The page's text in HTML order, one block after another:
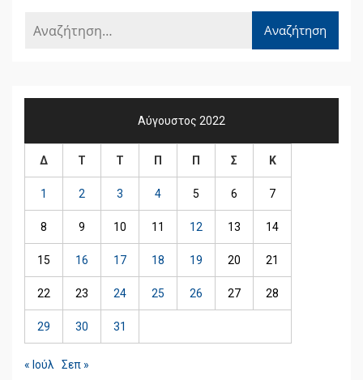
Αύγουστος 2022
Δ Τ Τ Π Π Σ Κ
1 2 3 4 5 6 7
8 9 10 11 12 13 14
15 16 17 18 19 20 21
22 23 24 25 26 27 28
29 30 31
« Ιούλ Σεπ »